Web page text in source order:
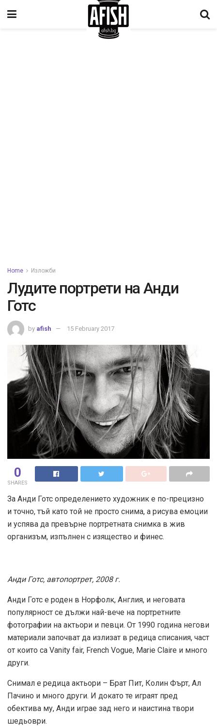
Home Изложби
Лудите портрети на Анди
Готс
by afish 15 February 2017
0
SHARES
За Анди Готс определението художник е по-прецизно
и точно, тъй като той не просто снима, а рисува емоции
и успява да превърне портретната снимка в жив
организъм, изпълнен с изящество и финес.
Анди Готс, автопортрет, 2008 г.
Анди Готс е роден в Норфолк, Англия, и неговата
популярност се дължи най-вече на портретните
фотографии на актьори и певци. От 1990 година негови
материали започват да излизат в редица списания, част
от които са Vanity fair, French Vogue, Marie Claire и много
други.
Снимал е редица актьори – Брат Пит, Колин Фърт, Ал
Пачино и много други. И докато те играят пред
обектива му, Анди играе зад него и наистина твори
шедьоври.